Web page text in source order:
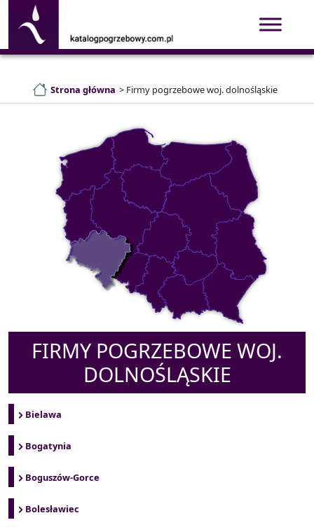
Strona główna > Firmy pogrzebowe woj. dolnośląskie
FIRMY POGRZEBOWE WOJ.
DOLNOŚLĄSKIE
Bielawa
Bogatynia
Boguszów-Gorce
Bolesławiec